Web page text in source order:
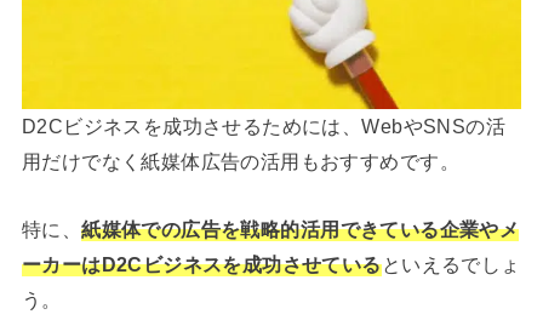
D2Cビジネスを成功させるためには、WebやSNSの活
用だけでなく紙媒体広告の活用もおすすめです。
特に、紙媒体での広告を戦略的活用できている企業やメ
ーカーはD2Cビジネスを成功させているといえるでしょ
う。